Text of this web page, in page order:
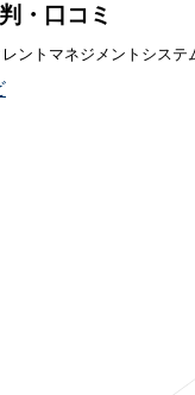
・口コミ
レントマネジメントシステ